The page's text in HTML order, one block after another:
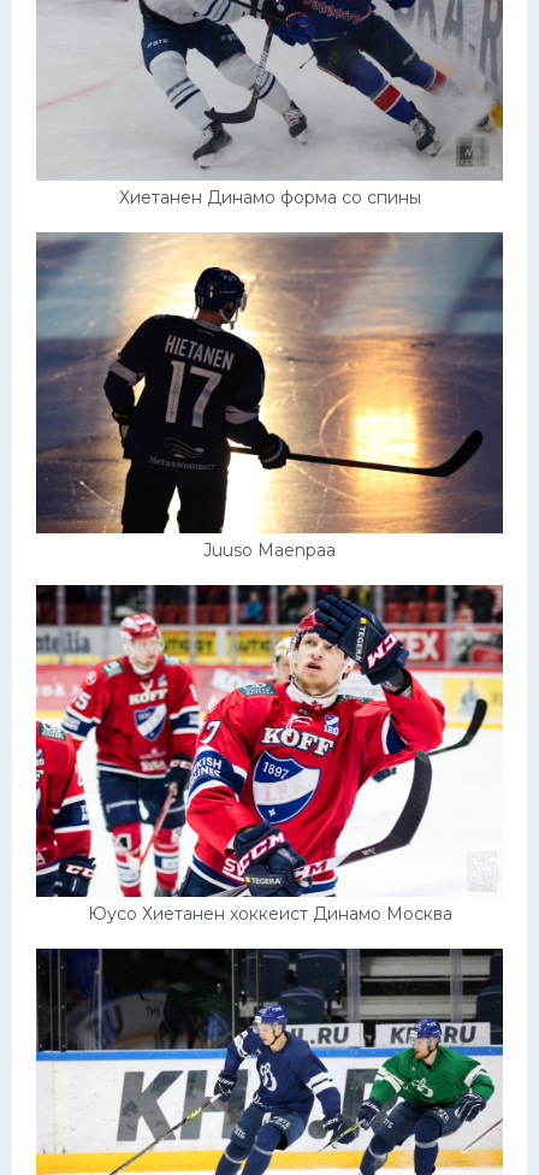
Хиетанен Динамо форма со спины
Juuso Maenpaa
Юусо Хиетанен хоккеист Динамо Москва